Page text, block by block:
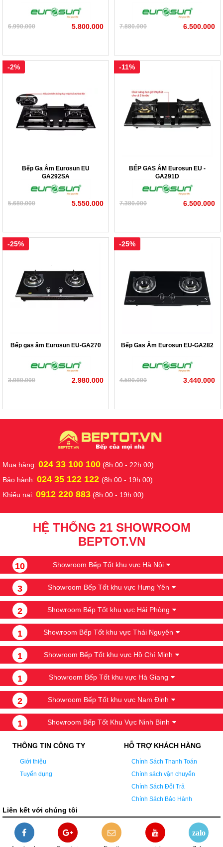
6.990.000 5.800.000 7.880.000 6.500.000
Bếp Ga Âm Eurosun EU
GA292SA
5.680.000
-2%
5.550.000
BẾP GAS ÂM Eurosun EU -
GA291D
7.380.000
-11%
6.500.000
Bếp gas âm Eurosun EU-GA270
3.980.000
-25%
2.980.000
Bếp Gas Âm Eurosun EU-GA282
4.590.000
-25%
3.440.000
Mua hàng: 024 33 100 100 (8h:00 - 22h:00)
Bảo hành: 024 35 122 122 (8h:00 - 19h:00)
Khiếu nại: 0912 220 883 (8h:00 - 19h:00)
HỆ THỐNG 21 SHOWROOM
BEPTOT.VN
10 Showroom Bếp Tốt khu vực Hà Nội
3 Showroom Bếp Tốt khu vực Hưng Yên
2 Showroom Bếp Tốt khu vực Hải Phòng
1 Showroom Bếp Tốt khu vực Thái Nguyên
1 Showroom Bếp Tốt khu vực Hồ Chí Minh
1 Showroom Bếp Tốt khu vực Hà Giang
2 Showroom Bếp Tốt khu vực Nam Định
1 Showroom Bếp Tốt Khu Vực Ninh Bình
THÔNG TIN CÔNG TY
Giới thiệu
Tuyển dụng
HỖ TRỢ KHÁCH HÀNG
Chính Sách Thanh Toán
Chính sách vận chuyển
Chính Sách Đổi Trả
Chính Sách Bảo Hành
Liên kết với chúng tôi
zalo